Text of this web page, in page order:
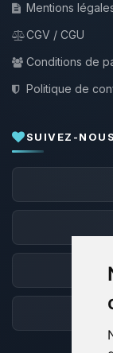
Mentions
CGV / CGU
Conditions de
Politique de
SUIVEZ-NOUS